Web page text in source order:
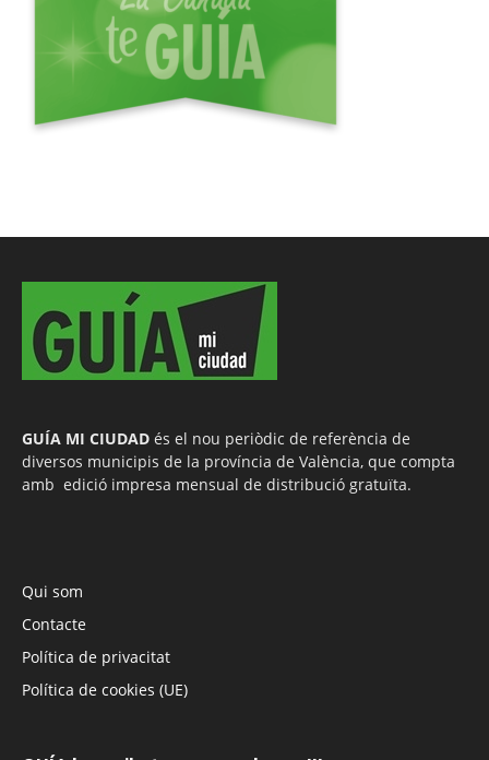
GUÍA MI CIUDAD és el nou periòdic de referència de
diversos municipis de la província de València, que compta
amb edició impresa mensual de distribució gratuïta.
Qui som
Contacte
Política de privacitat
Política de cookies (UE)